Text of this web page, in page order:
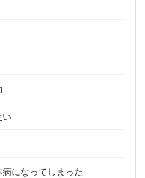
い
になってしまった